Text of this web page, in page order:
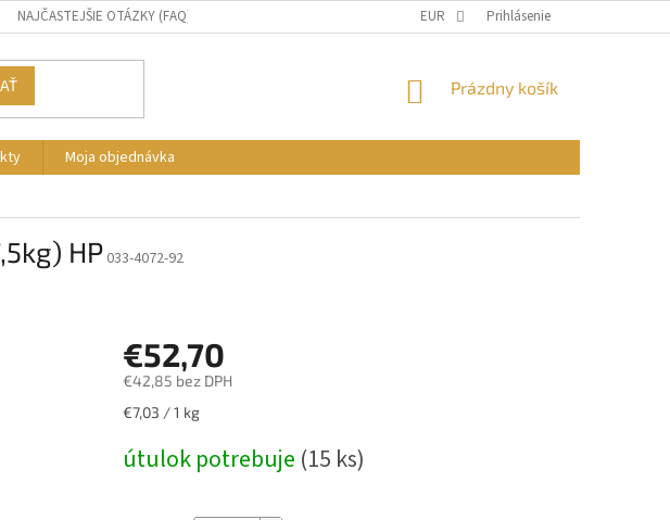
NAJČASTEJŠIE OTÁZKY (FAQ) PODMIENKY OCHRANY OSOBNÝCH
EUR Prihlásenie
NÁKUPNÝ
Prázdny košík
Moja objednávka
HP033-4072-92
€52,70
€42,85 bez DPH
Jednotková
€7,03 / 1 kg
útulok potrebuje (15 ks)